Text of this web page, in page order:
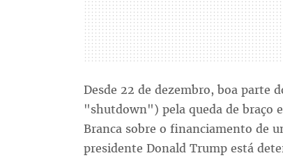
Desde 22 de dezembro, boa parte
"shutdown") pela queda de braço
Branca sobre o financiamento de
presidente Donald Trump está